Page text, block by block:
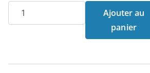
:
quantité
de
Performance
Ajouter au
panier